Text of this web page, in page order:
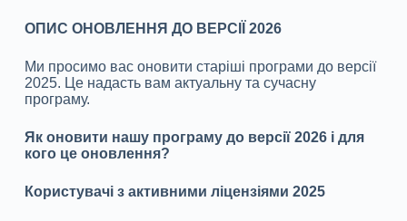
ОПИС ОНОВЛЕННЯ ДО ВЕРСІЇ 2026
Ми просимо вас оновити старіші програми до версії
2025. Це надасть вам актуальну та сучасну
програму.
Як оновити нашу програму до версії 2026 і для
кого це оновлення?
Користувачі з активними ліцензіями 2025